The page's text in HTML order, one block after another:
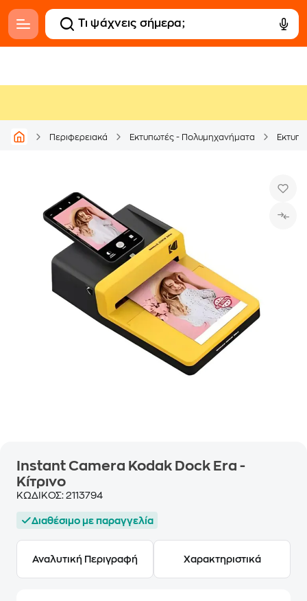
Περιφερειακά Εκτυπωτές - Πολυμηχανήματα
Instant Camera Kodak Dock Era -
Κίτρινο
ΚΩΔΙΚΟΣ: 2113794
Διαθέσιμο με παραγγελία
Αναλυτική Περιγραφή Χαρακτηριστικά